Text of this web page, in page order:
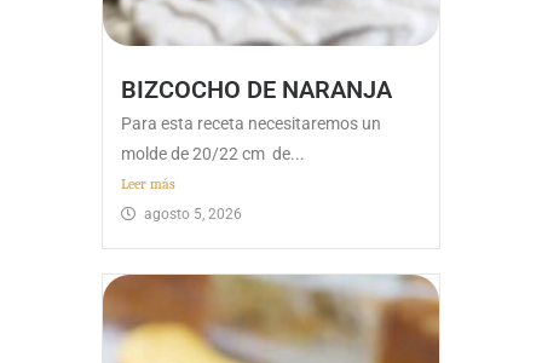
BIZCOCHO DE NARANJA
Para esta receta necesitaremos un
molde de 20/22 cm de...
Leer más
agosto 5, 2026